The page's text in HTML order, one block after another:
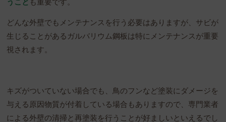
どんな外壁でもメンテナンスを行う必要はありますが、サビが
生じることがあるガルバリウム鋼板は特にメンテナンスが重要
視されます。
キズがついていない場合でも、鳥のフンなど塗装にダメージを
与える原因物質が付着している場合もありますので、専門業者
による外壁の清掃と再塗装を行うことが好ましいといえるでし